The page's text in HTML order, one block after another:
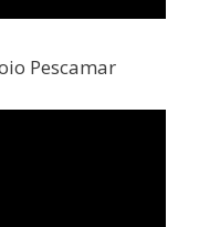
Pescamar